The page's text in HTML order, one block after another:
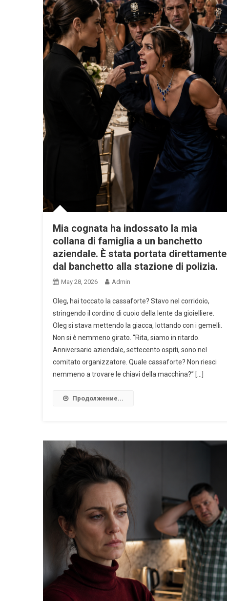
Mia cognata ha indossato la mia
collana di famiglia a un banchetto
aziendale. È stata portata direttamente
dal banchetto alla stazione di polizia.
May 28, 2026 Admin
Oleg, hai toccato la cassaforte? Stavo nel corridoio,
stringendo il cordino di cuoio della lente da gioielliere.
Oleg si stava mettendo la giacca, lottando con i gemelli.
Non si è nemmeno girato. “Rita, siamo in ritardo.
Anniversario aziendale, settecento ospiti, sono nel
comitato organizzatore. Quale cassaforte? Non riesci
nemmeno a trovare le chiavi della macchina?” […]
Продолжение...